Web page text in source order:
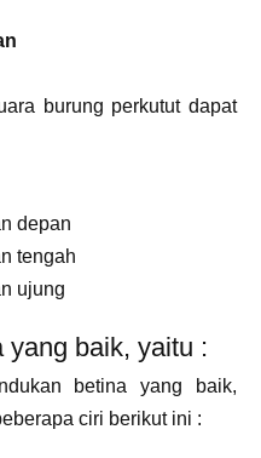
burung perkutut dapat
depan
tengah
ujung
yang baik, yaitu :
betina yang baik,
ciri berikut ini :